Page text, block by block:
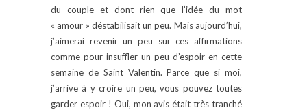
du couple et dont rien que l’idée du mot
« amour » déstabilisait un peu. Mais aujourd’hui,
j’aimerai revenir un peu sur ces affirmations
comme pour insuffler un peu d’espoir en cette
semaine de Saint Valentin. Parce que si moi,
j’arrive à y croire un peu, vous pouvez toutes
garder espoir ! Oui, mon avis était très tranché